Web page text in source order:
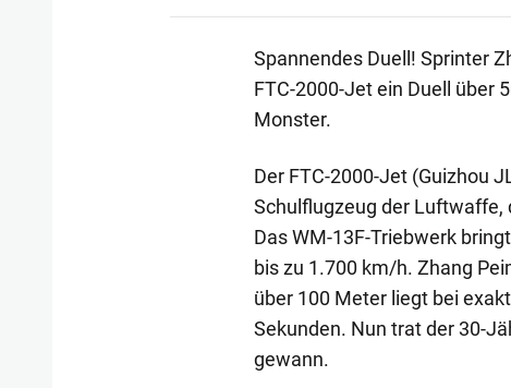
Spannendes Duell! Sprinter
FTC-2000-Jet ein Duell über
Monster.
Der FTC-2000-Jet (Guizhou
Schulflugzeug der Luftwaffe,
Das WM-13F-Triebwerk
bis zu 1.700 km/h. Zhang
über 100 Meter liegt bei
Sekunden. Nun trat der 30-
gewann.